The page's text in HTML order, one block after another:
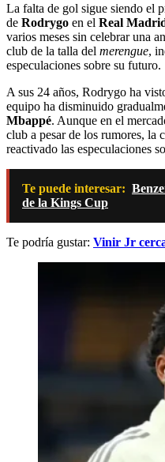
La falta de gol sigue siendo el
de Rodrygo en el Real
varios meses sin celebrar una
club de la talla del merengue,
especulaciones sobre su futuro.
A sus 24 años, Rodrygo ha
equipo ha disminuido
Mbappé. Aunque en el
club a pesar de los rumores, la
reactivado las especulaciones
Te puede interesar:
de la Kings Cup
Te podría gustar: Vinir Jr